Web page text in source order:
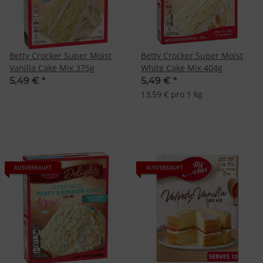
Betty Crocker Super Moist
Vanilla Cake Mix 375g
5,49 € *
Betty Crocker Super Moist
White Cake Mix 404g
5,49 € *
13,59 € pro 1 kg
AUSVERKAUFT AUSVERKAUFT